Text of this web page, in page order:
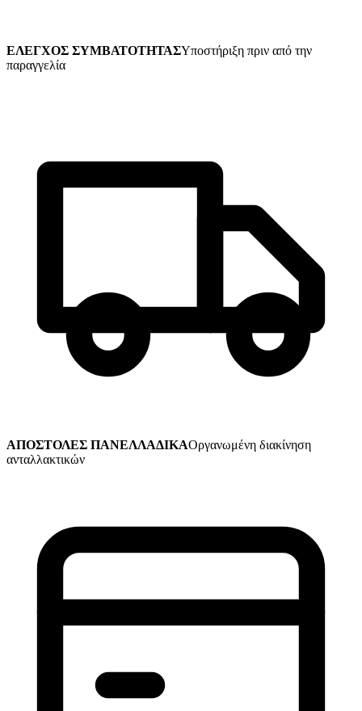
ΕΛΕΓΧΟΣ ΣΥΜΒΑΤΟΤΗΤΑΣΥποστήριξη πριν από την
παραγγελία
ΑΠΟΣΤΟΛΕΣ ΠΑΝΕΛΛΑΔΙΚΑΟργανωμένη διακίνηση
ανταλλακτικών